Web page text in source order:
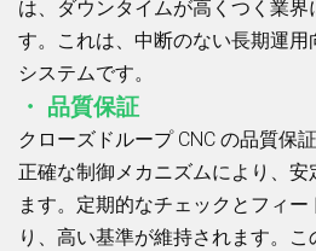
は、ダウンタイムが高くつく業
す。これは、中断のない長期運
システムです。
・ 品質保証
クローズドループ CNC の品質保
正確な制御メカニズムにより、安
ます。定期的なチェックとフィー
り、高い基準が維持されます。